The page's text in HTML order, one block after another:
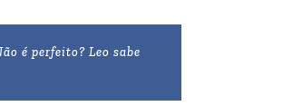
é perfeito? Leo sabe